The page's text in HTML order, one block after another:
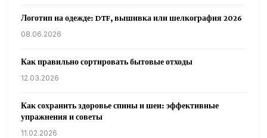
Логотип на одежде: DTF, вышивка или шелкография 2026
08.06.2026
Как правильно сортировать бытовые отходы
12.03.2026
Как сохранить здоровье спины и шеи: эффективные
упражнения и советы
11.02.2026